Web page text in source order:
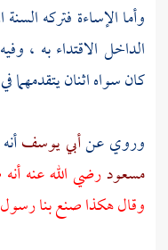
وأما الإساءة فتركه
الداخل الاقتداء به ،
كان سواه اثنان يتقدمهما
وروي عنأبي يوسف
مسعودرضي الله عنه
وقال هكذا صنع بنا رسول